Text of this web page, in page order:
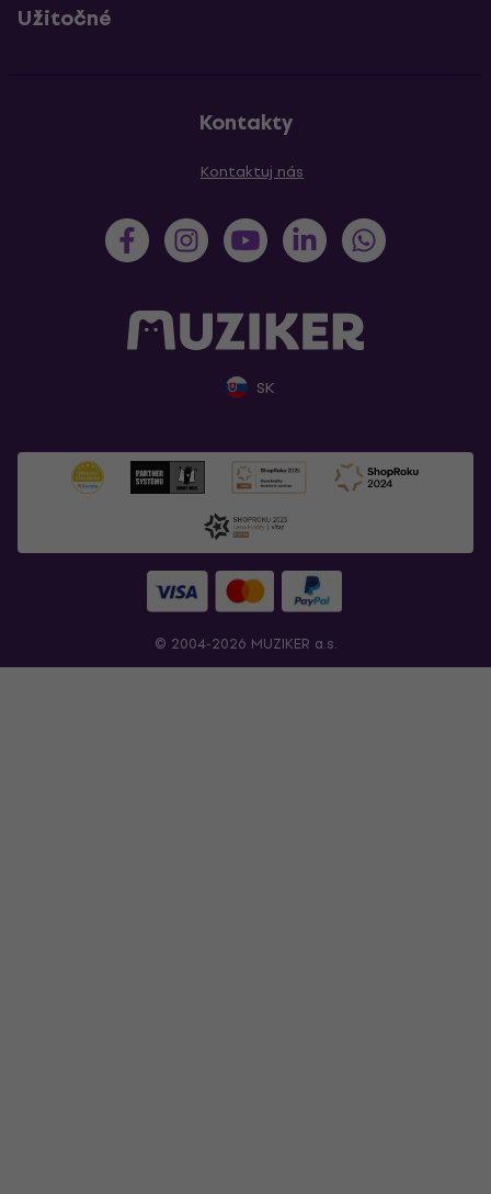
Užitočné
Kontakty
Kontaktuj nás
SK
© 2004-2026 MUZIKER a.s.